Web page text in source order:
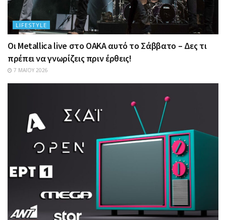
LIFESTYLE
Οι Metallica live στο ΟΑΚΑ αυτό το Σάββατο – Δες τι
πρέπει να γνωρίζεις πριν έρθεις!
7 ΜΑΪ́ΟΥ 2026